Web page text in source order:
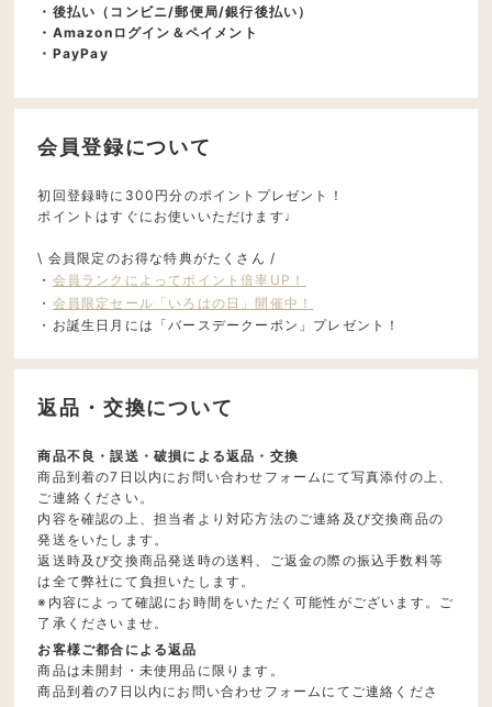
・後払い（コンビニ/郵便局/銀行後払い）
・Amazonログイン＆ペイメント
・PayPay
会員登録について
初回登録時に300円分のポイントプレゼント！
ポイントはすぐにお使いいただけます♩
\ 会員限定のお得な特典がたくさん /
・ 会員ランクによってポイント倍率UP！
・ 会員限定セール「いろはの日」開催中！
・お誕生日月には「バースデークーポン」プレゼント！
返品・交換について
商品不良・誤送・破損による返品・交換
商品到着の7日以内にお問い合わせフォームにて写真添付の上、
ご連絡ください。
内容を確認の上、担当者より対応方法のご連絡及び交換商品の
発送をいたします。
返送時及び交換商品発送時の送料、ご返金の際の振込手数料等
は全て弊社にて負担いたします。
※内容によって確認にお時間をいただく可能性がございます。ご
了承くださいませ。
お客様ご都合による返品
商品は未開封・未使用品に限ります。
商品到着の7日以内にお問い合わせフォームにてご連絡くださ